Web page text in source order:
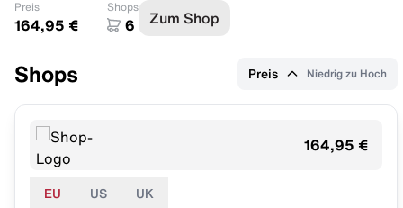
Preis
164,95 €
Shops
6 Zum Shop
Shops Preis Niedrig zu Hoch
164,95 €
EU US UK